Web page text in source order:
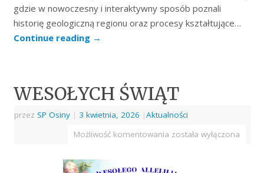
gdzie w nowoczesny i interaktywny sposób poznali
historię geologiczną regionu oraz procesy kształtujące…
Continue reading →
WESOŁYCH ŚWIĄT
przez SP Osiny | 3 kwietnia, 2026 |Aktualności
Możliwość komentowania została wyłączona